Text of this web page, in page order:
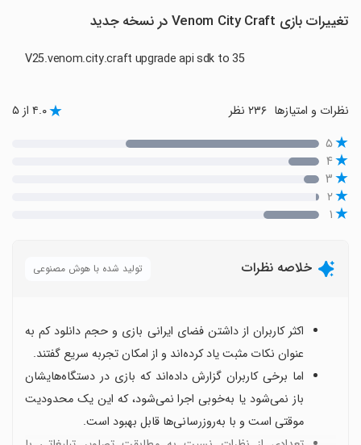
تغییرات بازی Venom City Craft در نسخه جدید
V25.venom.city.craft upgrade api sdk to 35
نظرات و امتیازها ۴.۰ از ۵
۵
۴
۳
۲
۱
خلاصه نظرات تولید شده با هوش مصنوعی
اکثر کاربران از داشتن فضای ایرانی بازی و حجم دانلود کم به
عنوان نکات مثبت یاد کرده‌اند و از امکان تجربه سریع گفتند.
اما برخی کاربران گزارش داده‌اند که بازی در دستگاه‌هایشان
باز نمی‌شود یا به‌خوبی اجرا نمی‌شود، که این یک محدودیت
موقتی است و با به‌روزرسانی‌ها قابل بهبود است.